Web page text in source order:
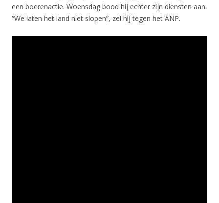
een boerenactie. Woensdag bood hij echter zijn diensten aan.
“We laten het land niet slopen”, zei hij tegen het ANP.